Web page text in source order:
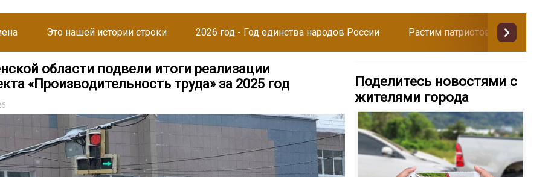
Это нашей истории строки 2026 год - Год единства народов России Растим патриотов
области подвели итоги реализации
«Производительность труда» за 2025 год
Поделитесь новостями с
жителями города